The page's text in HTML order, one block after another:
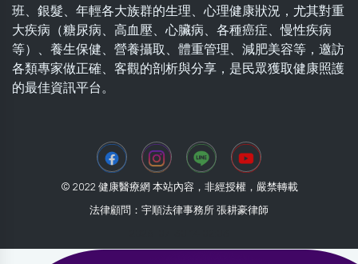
班、銀髮、年輕各大族群的生理、心理健康狀況，尤其對重
大疾病（糖尿病、高血壓、心臟病、各種癌症、慢性疾病
等）、養生保健、營養攝取、體重管理、減肥美容等，邀訪
各類專家做正確、客觀的剖析與分享，是民眾獲取健康照護
的最佳資訊平台。
© 2022 健康醫療網 本站內容，非經授權，嚴禁轉載
法律顧問：宇順法律事務所 張耕豪律師